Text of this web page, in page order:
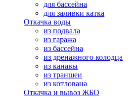
для бассейна
для заливки катка
Откачка воды
из подвала
из гаража
из бассейна
из дренажного колодца
из канавы
из траншеи
из котлована
Откачка и вывоз ЖБО